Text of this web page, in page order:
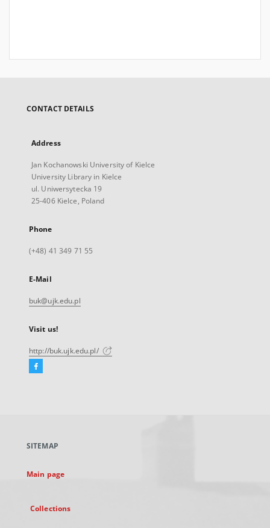
CONTACT DETAILS
Address
Jan Kochanowski University of Kielce
University Library in Kielce
ul. Uniwersytecka 19
25-406 Kielce, Poland
Phone
(+48) 41 349 71 55
E-Mail
buk@ujk.edu.pl
Visit us!
http://buk.ujk.edu.pl/
Facebook
new
SITEMAP
Main page
Collections